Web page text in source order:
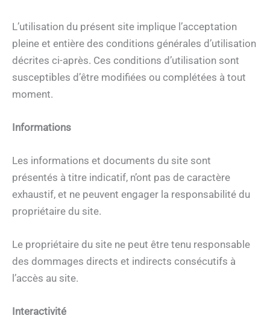
L’utilisation du présent site implique l’acceptation
pleine et entière des conditions générales d’utilisation
décrites ci-après. Ces conditions d’utilisation sont
susceptibles d’être modifiées ou complétées à tout
moment.
Informations
Les informations et documents du site sont
présentés à titre indicatif, n’ont pas de caractère
exhaustif, et ne peuvent engager la responsabilité du
propriétaire du site.
Le propriétaire du site ne peut être tenu responsable
des dommages directs et indirects consécutifs à
l’accès au site.
Interactivité